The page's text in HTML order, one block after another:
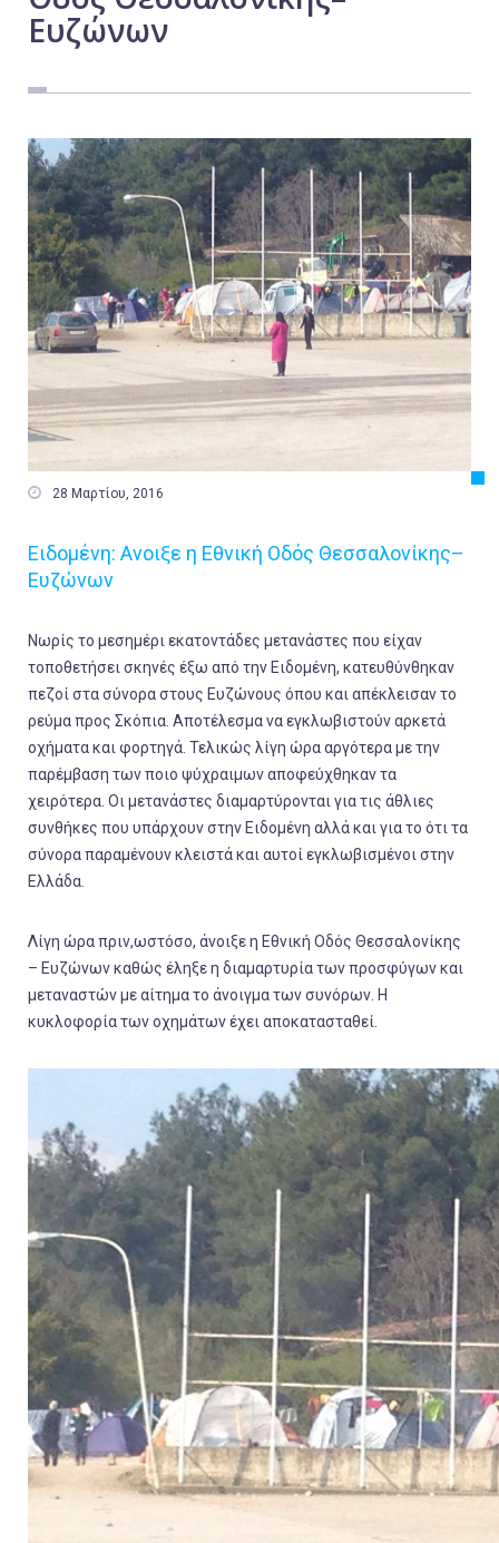
Ευζώνων
 28 Μαρτίου, 2016
Ειδομένη: Aνοιξε η Eθνική Oδός Θεσσαλονίκης–
Ευζώνων
Νωρίς το μεσημέρι εκατοντάδες μετανάστες που είχαν
τοποθετήσει σκηνές έξω από την Ειδομένη, κατευθύνθηκαν
πεζοί στα σύνορα στους Ευζώνους όπου και απέκλεισαν το
ρεύμα προς Σκόπια. Αποτέλεσμα να εγκλωβιστούν αρκετά
οχήματα και φορτηγά. Τελικώς λίγη ώρα αργότερα με την
παρέμβαση των ποιο ψύχραιμων αποφεύχθηκαν τα
χειρότερα. Οι μετανάστες διαμαρτύρονται για τις άθλιες
συνθήκες που υπάρχουν στην Ειδομένη αλλά και για το ότι τα
σύνορα παραμένουν κλειστά και αυτοί εγκλωβισμένοι στην
Ελλάδα.
Λίγη ώρα πριν,ωστόσο, άνοιξε η Eθνική Oδός Θεσσαλονίκης
– Ευζώνων καθώς έληξε η διαμαρτυρία των προσφύγων και
μεταναστών με αίτημα το άνοιγμα των συνόρων. Η
κυκλοφορία των οχημάτων έχει αποκατασταθεί.
Τοπικά
Αγροτικά
Οικονομία
Πολιτική
Αθλητικά
Αστυνομικό Δελτίο